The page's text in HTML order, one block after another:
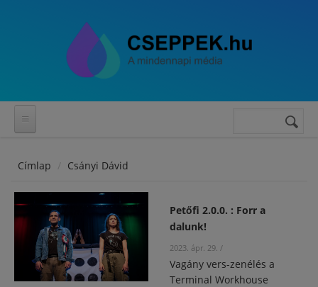
Keresés
Címlap Csányi Dávid
Petőfi 2.0.0. : Forr a
dalunk!
2023. ápr. 29. /
Vagány vers-zenélés a
Terminal Workhouse